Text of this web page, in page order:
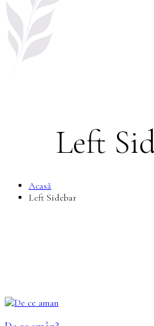
Left
Acasă
Left Sidebar